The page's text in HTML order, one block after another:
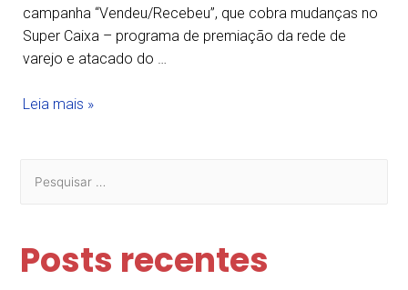
campanha “Vendeu/Recebeu”, que cobra mudanças no
Super Caixa – programa de premiação da rede de
varejo e atacado do …
Leia mais »
Posts recentes